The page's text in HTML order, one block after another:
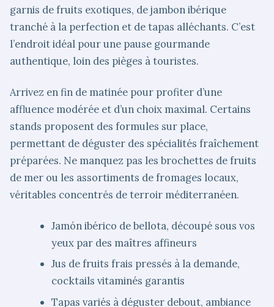
garnis de fruits exotiques, de jambon ibérique
tranché à la perfection et de tapas alléchants. C’est
l’endroit idéal pour une pause gourmande
authentique, loin des pièges à touristes.
Arrivez en fin de matinée pour profiter d’une
affluence modérée et d’un choix maximal. Certains
stands proposent des formules sur place,
permettant de déguster des spécialités fraîchement
préparées. Ne manquez pas les brochettes de fruits
de mer ou les assortiments de fromages locaux,
véritables concentrés de terroir méditerranéen.
Jamón ibérico de bellota, découpé sous vos
yeux par des maîtres affineurs
Jus de fruits frais pressés à la demande,
cocktails vitaminés garantis
Tapas variés à déguster debout, ambiance